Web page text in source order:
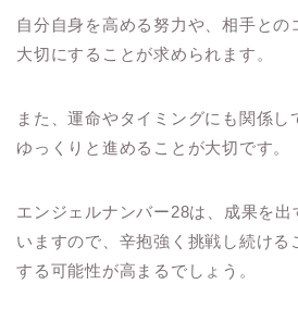
自分自身を高める努力や、相手との
大切にすることが求められます。
また、運命やタイミングにも関係し
ゆっくりと進めることが大切です。
エンジェルナンバー28は、成果を
いますので、辛抱強く挑戦し続ける
する可能性が高まるでしょう。